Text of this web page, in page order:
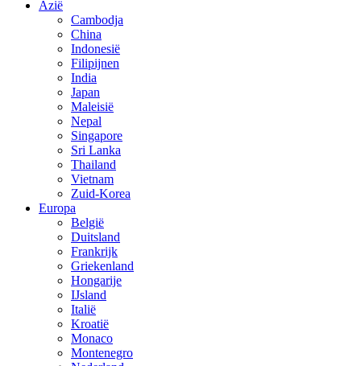
Azië
Cambodja
China
Indonesië
Filipijnen
India
Japan
Maleisië
Nepal
Singapore
Sri Lanka
Thailand
Vietnam
Zuid-Korea
Europa
België
Duitsland
Frankrijk
Griekenland
Hongarije
IJsland
Italië
Kroatië
Monaco
Montenegro